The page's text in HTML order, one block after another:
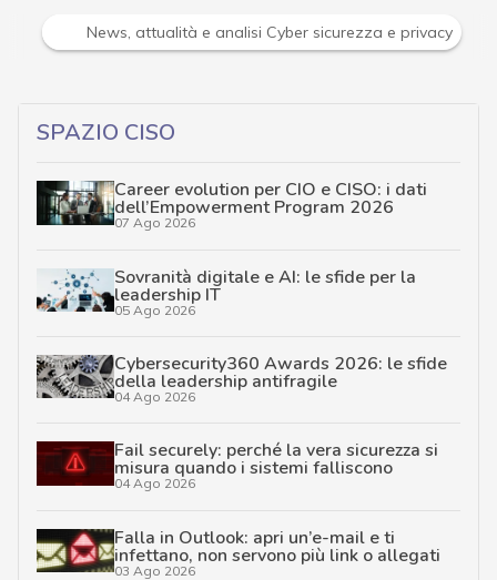
Attacchi hacker e Malware: le ultime news in tempo
SPAZIO CISO
Career evolution per CIO e CISO: i dati
dell’Empowerment Program 2026
07 Ago 2026
Sovranità digitale e AI: le sfide per la
leadership IT
05 Ago 2026
Cybersecurity360 Awards 2026: le sfide
della leadership antifragile
04 Ago 2026
Fail securely: perché la vera sicurezza si
misura quando i sistemi falliscono
04 Ago 2026
Falla in Outlook: apri un’e-mail e ti
infettano, non servono più link o allegati
03 Ago 2026